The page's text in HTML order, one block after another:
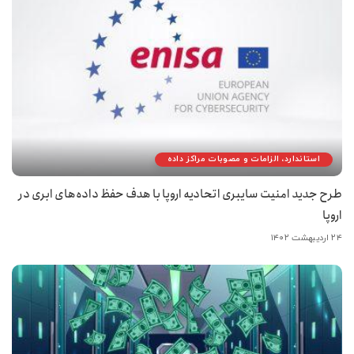
استاندارد، الزامات و مصوبات مراکز داده
طرح جدید امنیت سایبری اتحادیه اروپا با هدف حفظ داده‌های ابری در
اروپا
۲۴ اردیبهشت ۱۴۰۲